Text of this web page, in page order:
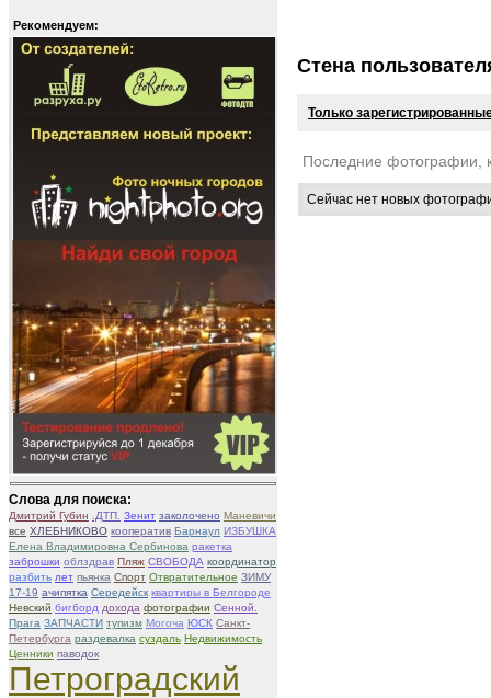
Рекомендуем:
Слова для поиска:
Дмитрий Губин .ДТП. Зенит заколочено Маневичи
все ХЛЕБНИКОВО кооператив Барнаул ИЗБУШКА
Елена Владимировна Сербинова ракетка
заброшки облздрав Пляж СВОБОДА координатор
разбить лет пьянка Спорт Отвратительное ЗИМУ
17-19 ачипятка Середейск квартиры в Белгороде
Невский бигборд дохода фотографии Сенной.
Прага ЗАПЧАСТИ тупизм Могоча ЮСК Санкт-
Петербурга раздевалка суздаль Недвижимость
Ценники паводок
Петроградский
Стена
Только
Последние фотографии,
Сейчас нет новых